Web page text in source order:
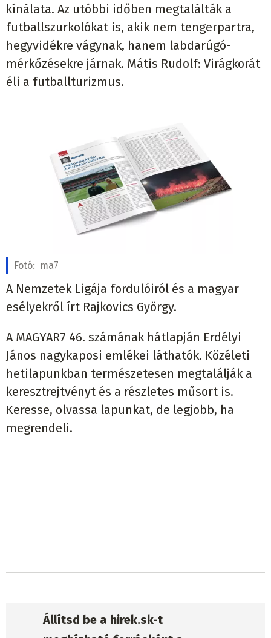
kínálata. Az utóbbi időben megtalálták a
futballszurkolókat is, akik nem tengerpartra,
hegyvidékre vágynak, hanem labdarúgó-
mérkőzésekre járnak. Mátis Rudolf: Virágkorát
éli a futballturizmus.
Fotó: ma7
A Nemzetek Ligája fordulóiról és a magyar
esélyekről írt Rajkovics György.
A MAGYAR7 46. számának hátlapján Erdélyi
János nagykaposi emlékei láthatók. Közéleti
hetilapunkban természetesen megtalálják a
keresztrejtvényt és a részletes műsort is.
Keresse, olvassa lapunkat, de legjobb, ha
megrendeli.
Állítsd be a hirek.sk-t